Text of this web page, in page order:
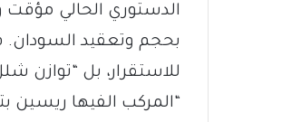
الدستوري الحالي
بحجم وتعقيد
للاستقرار، بل “توازن
“المركب الفيها ريسين